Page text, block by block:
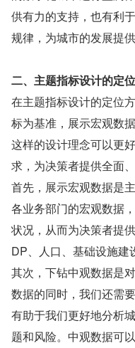
供有力的支持，也有利
规律，为城市的发展提
二、主题指标设计的定位
在主题指标设计的定位
标为基准，展示宏观数
这样的设计理念可以更
求，为决策者提供全面
首先，展示宏观数据是
各业务部门的宏观数据
状况，从而为决策者提
DP、人口、基础设施建
其次，下钻中观数据是
数据的同时，我们还需
有助于我们更好地分析
题和风险。中观数据可